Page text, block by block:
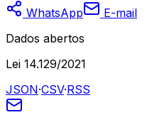
WhatsApp
E-mail
Dados abertos
Lei 14.129/2021
JSON·CSV·RSS